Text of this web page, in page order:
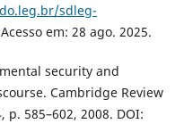
sdleg-
em: 28 ago. 2025.
security and
Cambridge Review
585–602, 2008. DOI: